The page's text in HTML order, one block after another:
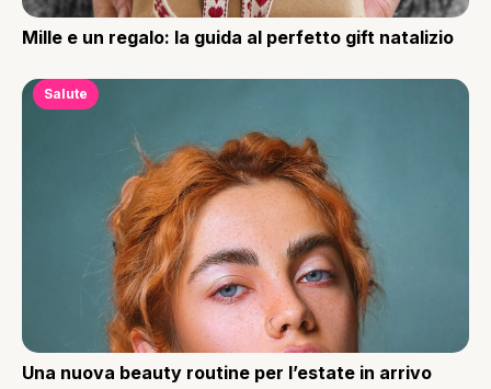
Mille e un regalo: la guida al perfetto gift natalizio
Salute
Una nuova beauty routine per l’estate in arrivo